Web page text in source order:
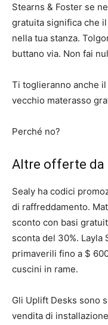
Stearns & Foster se
gratuita significa che
nella tua stanza.
buttano via. Non fai
Ti toglieranno anche
vecchio materasso
Perché no?
Altre offerte da
Sealy ha codici
di raffreddamento.
sconto con basi
sconta del 30%.
primaverili fino a $
cuscini in rame.
Gli Uplift Desks sono
vendita di